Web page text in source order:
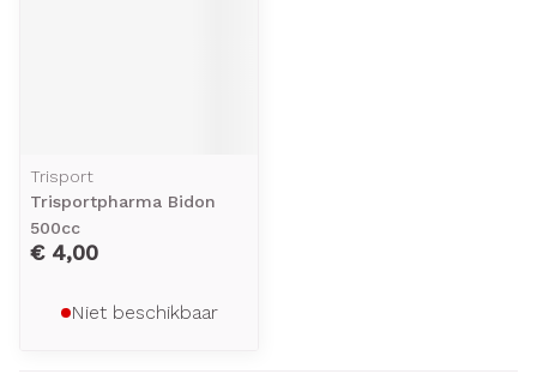
Trisport
Trisportpharma Bidon
500cc
€ 4,00
Niet beschikbaar